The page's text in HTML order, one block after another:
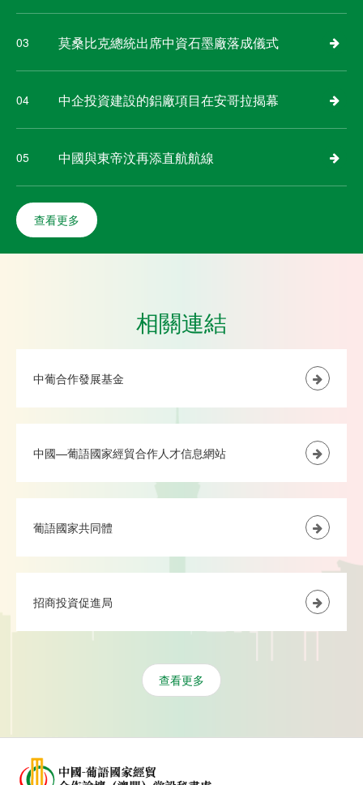
03 莫桑比克總統出席中資石墨廠落成儀式
04 中企投資建設的鋁廠項目在安哥拉揭幕
05 中國與東帝汶再添直航航線
查看更多
相關連結
中葡合作發展基金
中國—葡語國家經貿合作人才信息網站
葡語國家共同體
招商投資促進局
查看更多